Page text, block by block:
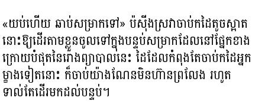
«យប់ហើយ ឆាប់សម្រាកទៅ» ប៉ស៊ីងស្រវាចាប់កដៃតូចស្អាត
នោះឱ្យដើរតាមខ្លួនចូលទៅក្នុងបន្ទប់សម្រាកដែលនៅផ្នែកខាង
ក្រោយបំផុតនៃរោងព្យាបាលនេះ ដៃដែលកំពុងតែចាប់កដៃអ្នក
ម្ខាងទៀតនោះ ក៏ចាប់យ៉ាងណែនមិនហ៊ានព្រលែង រហូត
ទាល់តែដើរមកដល់បន្ទប់។